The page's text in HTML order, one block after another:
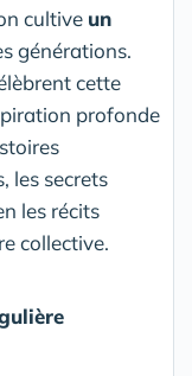
cultive un
générations.
cette
profonde
les secrets
les récits
collective.